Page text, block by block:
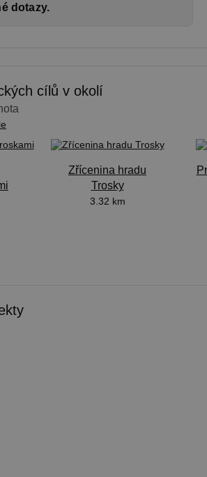
dotazy.
cílů v okolí
Zřícenina hradu
Trosky
3.32 km